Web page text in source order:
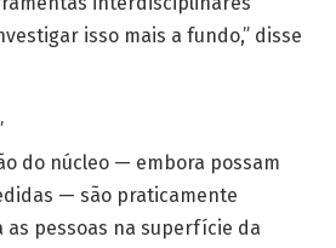
isso mais a fundo,” disse
do núcleo — embora possam
— são praticamente
pessoas na superfície da